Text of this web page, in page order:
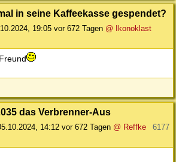
in seine Kaffeekasse gespendet?
19:05 vor 672 Tagen @ Ikonoklast
das Verbrenner-Aus
14:12 vor 672 Tagen @ Reffke
6177